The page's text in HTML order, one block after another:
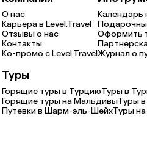
О нас
Карьера в Level.Travel
Отзывы о нас
Контакты
Ко-промо с Level.Travel
Календарь
Оформить
Журнал о
Туры
Горящие туры в ТурциюТуры в
Горящие туры на МальдивыТуры
Путевки в Шарм-эль-ШейхТуры